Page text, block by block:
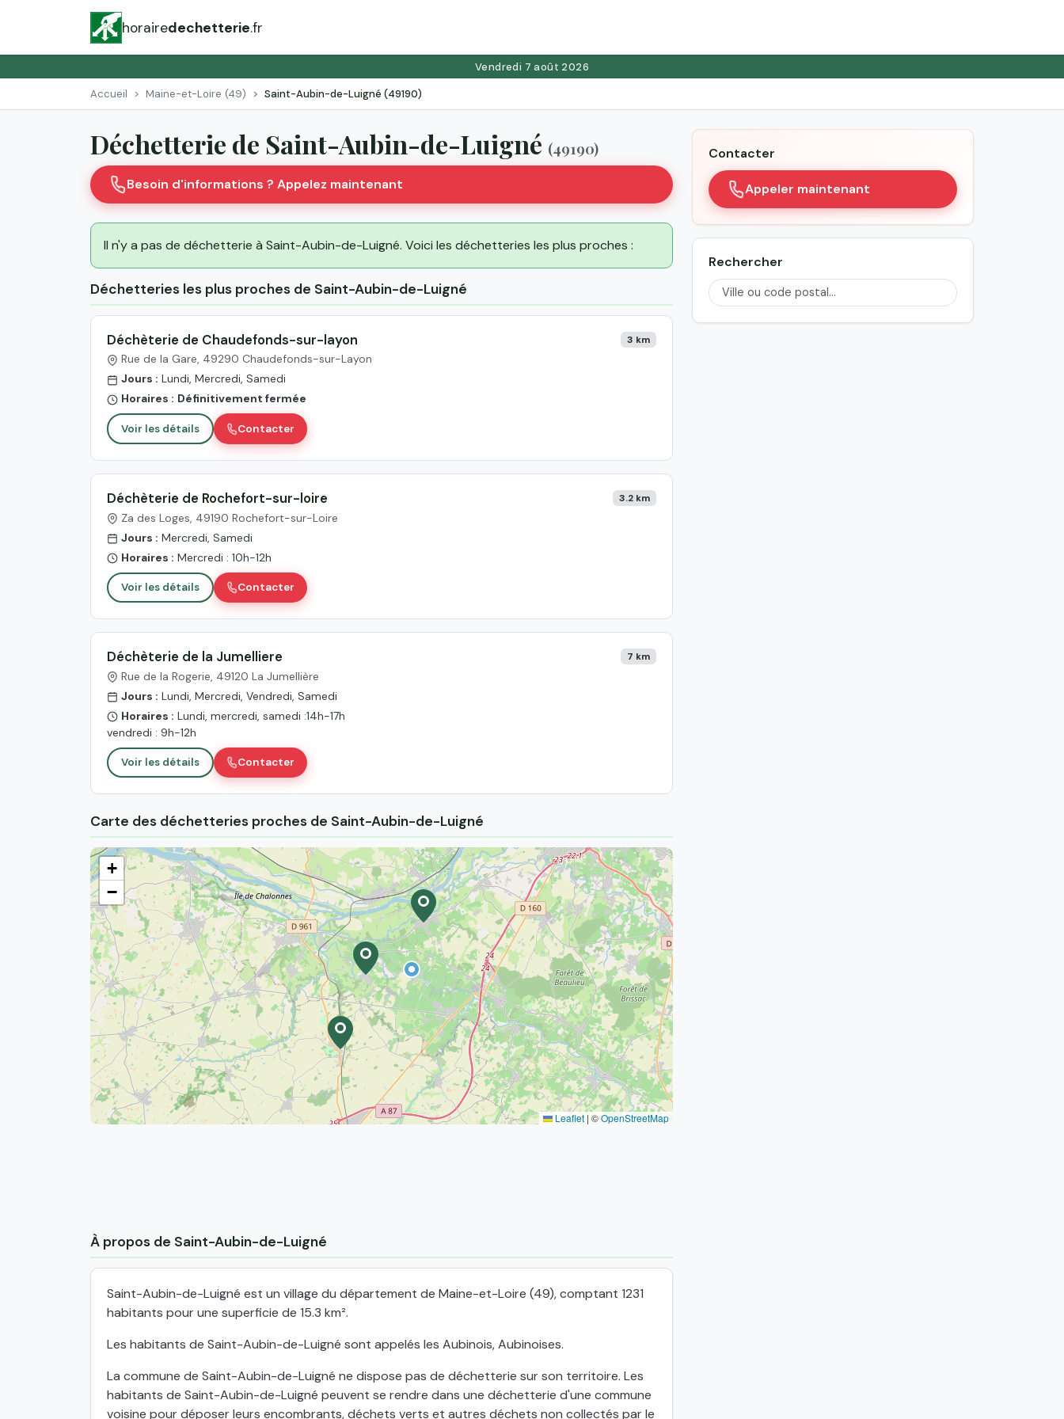
horairedechetterie.fr
Vendredi 7 août 2026
Accueil Maine-et-Loire (49) Saint-Aubin-de-Luigné (49190)
Déchetterie de Saint-Aubin-de-Luigné (49190)
Besoin d'informations ? Appelez maintenant
Il n'y a pas de déchetterie à Saint-Aubin-de-Luigné. Voici les déchetteries les plus proches :
Déchetteries les plus proches de Saint-Aubin-de-Luigné
Déchèterie de Chaudefonds-sur-layon 3 km
Rue de la Gare, 49290 Chaudefonds-sur-Layon
Jours : Lundi, Mercredi, Samedi
Horaires : Définitivement fermée
Voir les détails Contacter
Déchèterie de Rochefort-sur-loire 3.2 km
Za des Loges, 49190 Rochefort-sur-Loire
Jours : Mercredi, Samedi
Horaires : Mercredi : 10h-12h
Voir les détails Contacter
Déchèterie de la Jumelliere 7 km
Rue de la Rogerie, 49120 La Jumellière
Jours : Lundi, Mercredi, Vendredi, Samedi
Horaires : Lundi, mercredi, samedi :14h-17h
vendredi : 9h-12h
Voir les détails Contacter
Carte des déchetteries proches de Saint-Aubin-de-Luigné
+
−
Leaflet | ©OpenStreetMap
À propos de Saint-Aubin-de-Luigné
Saint-Aubin-de-Luigné est un village du département de Maine-et-Loire (49), comptant 1231
habitants pour une superficie de 15.3 km².
Les habitants de Saint-Aubin-de-Luigné sont appelés les Aubinois, Aubinoises.
La commune de Saint-Aubin-de-Luigné ne dispose pas de déchetterie sur son territoire. Les
habitants de Saint-Aubin-de-Luigné peuvent se rendre dans une déchetterie d'une commune
voisine pour déposer leurs encombrants, déchets verts et autres déchets non collectés par le
Contacter
Appeler maintenant
Rechercher